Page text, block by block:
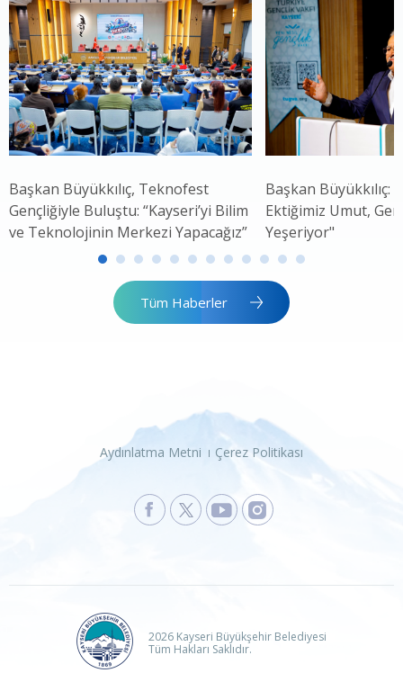
Başkan Büyükkılıç, Teknofest
Gençliğiyle Buluştu: “Kayseri’yi Bilim
ve Teknolojinin Merkezi Yapacağız”
Başkan Büyükkılıç:
Ektiğimiz Umut,
Yeşeriyor"
Tüm Haberler
Aydınlatma Metni Çerez Politikası
2026 Kayseri Büyükşehir Belediyesi
Tüm Hakları Saklıdır.